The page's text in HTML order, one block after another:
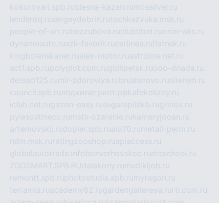
kokoroyari.spb.rublesna-kazan.ru mossilver.ru
lenderoq.rusergeydobrin.rutochkazvuka.msk.ru
people-of-art.rubezzubova.ruclubtibet.ruorior-aks.ru
dynamoauto.ruszk-favorit.rucarlines.ruflatnsk.ru
kingbolenskaner.rualex-motor.ruastroline.net.ru
act1.spb.rupolyglot.com.rugidlipetsk.ruooo-driada.ru
detsad125.ru mir-zdoroviya.rubruslanovo.rusiterem.ru
council.spb.ruлодкипатриот.рфkafekolizey.ru
iclub.net.rugazon-easy.rusugarepilekb.rugrinox.ru
pylesostineco.ru msts-ozarenie.rukameryjooan.ru
artemovskij.rudopler.spb.ruaid70.ru metall-perm.ru
ndm.msk.ru ratingzooshop.ruapiaccess.ru
globalautotrade.info bezverhovskoe.rudrsschool.ru
ZOOSMART.SPB.RUdalakony.ru medikijob.ru
remontt.spb.ruphotostudia.spb.ru myragon.ru
terramia.ruacademy62.rugardengallereya.ru rti.com.ru